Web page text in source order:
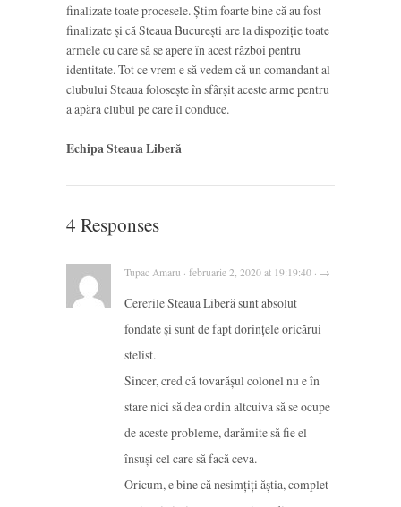
finalizate toate procesele. Știm foarte bine că au fost
finalizate și că Steaua București are la dispoziție toate
armele cu care să se apere în acest război pentru
identitate. Tot ce vrem e să vedem că un comandant al
clubului Steaua folosește în sfârșit aceste arme pentru
a apăra clubul pe care îl conduce.
Echipa Steaua Liberă
4 Responses
Tupac Amaru · februarie 2, 2020 at 19:19:40 · →
Cererile Steaua Liberă sunt absolut
fondate și sunt de fapt dorințele oricărui
stelist.
Sincer, cred că tovarășul colonel nu e în
stare nici să dea ordin altcuiva să se ocupe
de aceste probleme, darămite să fie el
însuși cel care să facă ceva.
Oricum, e bine că nesimțiți ăștia, complet